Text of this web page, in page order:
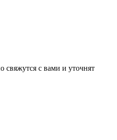
свяжутся с вами и уточнят